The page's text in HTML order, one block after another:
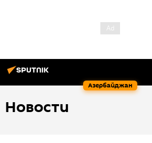
Азербайджан
Новости